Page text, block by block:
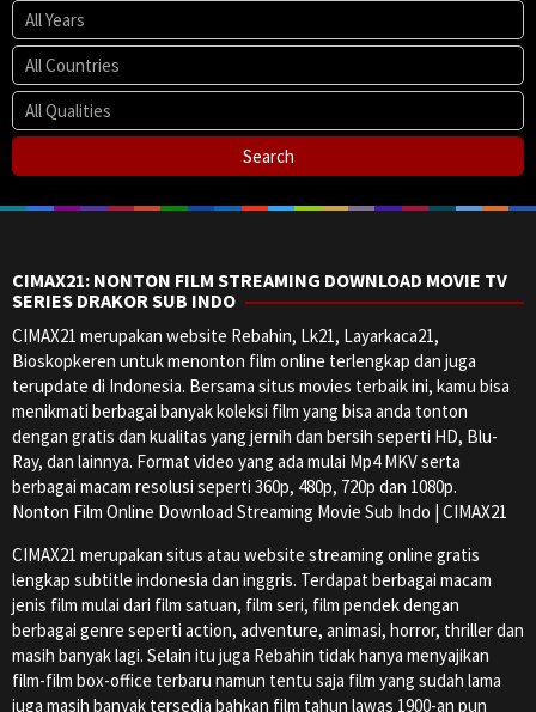
CIMAX21: NONTON FILM STREAMING DOWNLOAD MOVIE TV
SERIES DRAKOR SUB INDO
CIMAX21 merupakan website Rebahin, Lk21, Layarkaca21,
Bioskopkeren untuk menonton film online terlengkap dan juga
terupdate di Indonesia. Bersama situs movies terbaik ini, kamu bisa
menikmati berbagai banyak koleksi film yang bisa anda tonton
dengan gratis dan kualitas yang jernih dan bersih seperti HD, Blu-
Ray, dan lainnya. Format video yang ada mulai Mp4 MKV serta
berbagai macam resolusi seperti 360p, 480p, 720p dan 1080p.
Nonton Film Online Download Streaming Movie Sub Indo | CIMAX21
CIMAX21 merupakan situs atau website streaming online gratis
lengkap subtitle indonesia dan inggris. Terdapat berbagai macam
jenis film mulai dari film satuan, film seri, film pendek dengan
berbagai genre seperti action, adventure, animasi, horror, thriller dan
masih banyak lagi. Selain itu juga Rebahin tidak hanya menyajikan
film-film box-office terbaru namun tentu saja film yang sudah lama
juga masih banyak tersedia bahkan film tahun lawas 1900-an pun